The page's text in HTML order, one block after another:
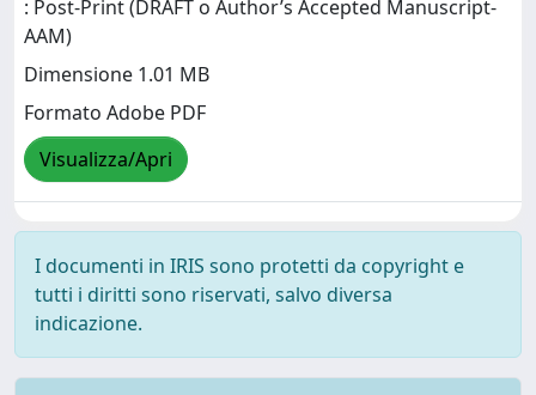
: Post-Print (DRAFT o Author’s Accepted Manuscript-
AAM)
Dimensione 1.01 MB
Formato Adobe PDF
Visualizza/Apri
I documenti in IRIS sono protetti da copyright e
tutti i diritti sono riservati, salvo diversa
indicazione.